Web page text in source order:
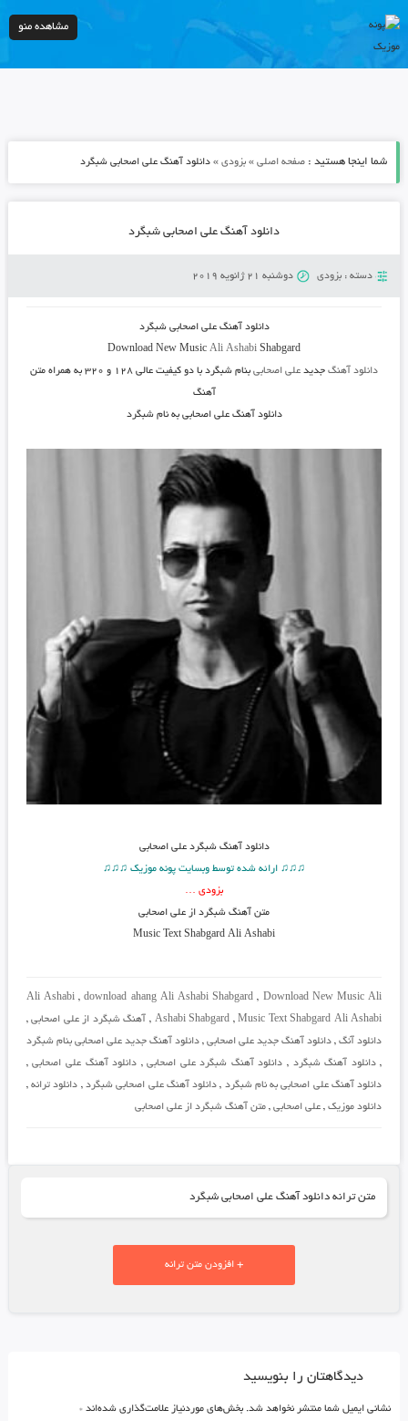
مشاهده منو
شما اینجا هستید : صفحه اصلی» بزودی» دانلود آهنگ علی اصحابی شبگرد
دانلود آهنگ علی اصحابی شبگرد
دسته : بزودی دوشنبه 21 ژانویه 2019
دانلود آهنگعلی اصحابی شبگرد
Download New Music Ali Ashabi Shabgard
دانلود آهنگجدید علی اصحابیبنام شبگرد
با دو کیفیت عالی ۱۲۸ و ۳۲۰ به همراه متن
آهنگ
دانلود آهنگ علی اصحابی به نام شبگرد
دانلود آهنگ شبگرد علی اصحابی
♫♫♫ ارائه شده توسط وبسایت پونه موزیک ♫♫♫
بزودی …
متن آهنگ شبگرد از علی اصحابی
Music Text Shabgard Ali Ashabi
Ali Ashabi ,download ahang Ali Ashabi Shabgard , Download New Music Ali
Ashabi Shabgard ,Music Text Shabgard Ali Ashabi
, آهنگ شبگرد از علی اصحابی,
دانلود آنگ, دانلود آهنگ جدید علی اصحابی, دانلود آهنگ جدید علی اصحابی بنام شبگرد
,دانلود آهنگ شبگرد , دانلود آهنگ شبگرد علی اصحابی, دانلود آهنگ علی اصحابی,
دانلود آهنگ علی اصحابی به نام شبگرد , دانلود آهنگ علی اصحابی شبگرد , دانلود ترانه,
دانلود موزیک, علی اصحابی, متن آهنگ شبگرد از علی اصحابی
متن ترانه دانلود آهنگ علی اصحابی شبگرد
+ افزودن متن ترانه
دیدگاهتان را بنویسید
نشانی ایمیل شما منتشر نخواهد شد. بخش‌های موردنیاز علامت‌گذاری شده‌اند *